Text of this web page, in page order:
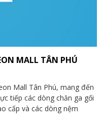
MALL TÂN PHÚ
Mall Tân Phú, mang đến
tiếp các dòng chăn ga gối
cấp và các dòng nệm